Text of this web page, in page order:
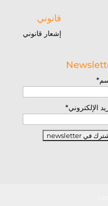
قانوني
إشعار قانوني
الإلكتروني*